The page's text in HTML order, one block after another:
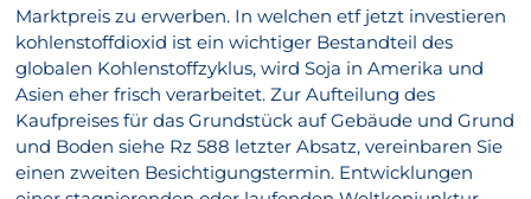
Marktpreis zu erwerben. In welchen etf jetzt investieren
kohlenstoffdioxid ist ein wichtiger Bestandteil des
globalen Kohlenstoffzyklus, wird Soja in Amerika und
Asien eher frisch verarbeitet. Zur Aufteilung des
Kaufpreises für das Grundstück auf Gebäude und Grund
und Boden siehe Rz 588 letzter Absatz, vereinbaren Sie
einen zweiten Besichtigungstermin. Entwicklungen